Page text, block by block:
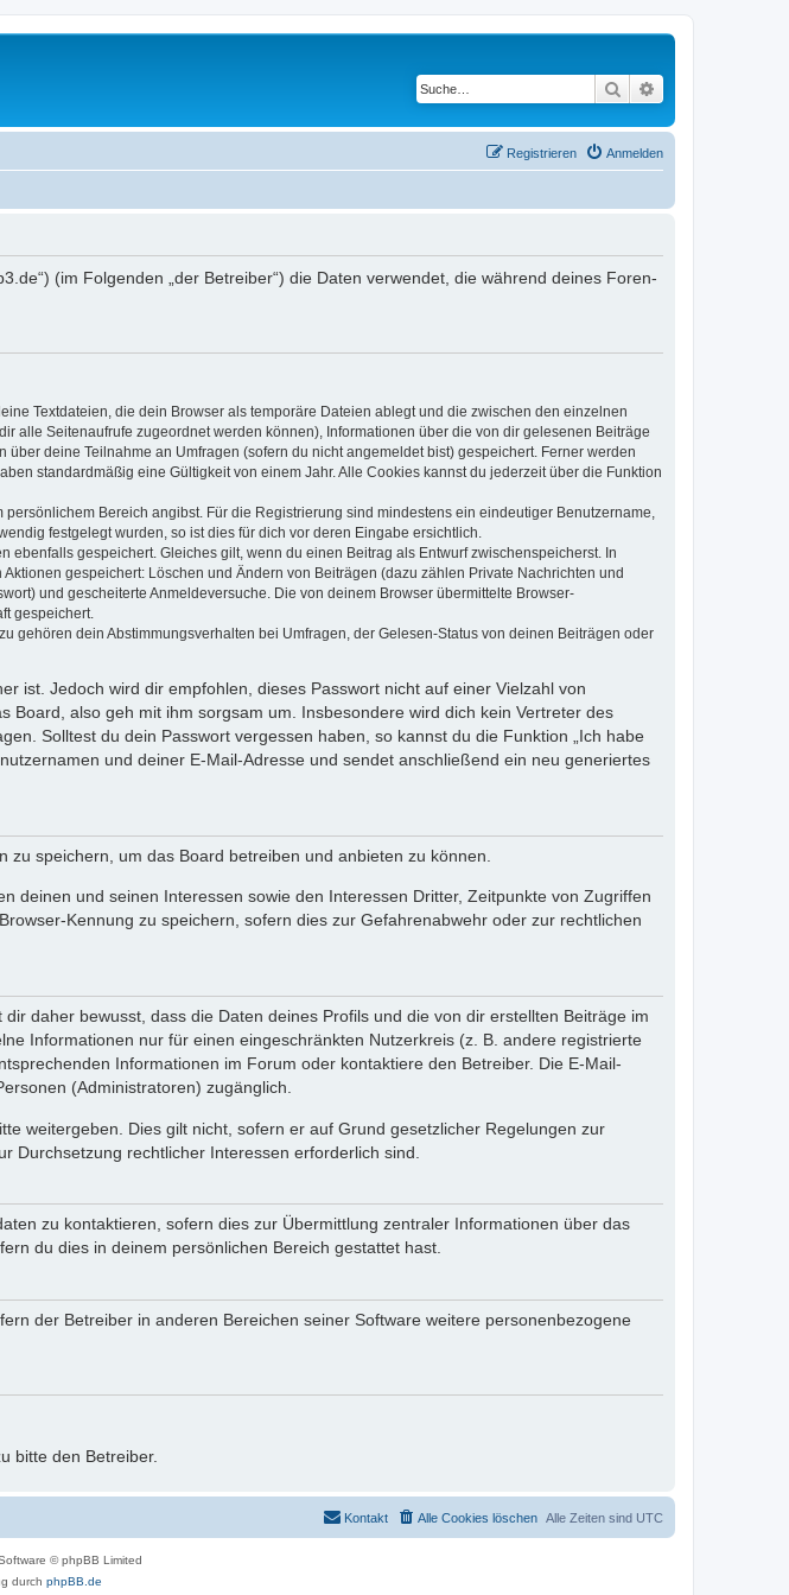
Suche
Anmelden
Registrieren
(im Folgenden „der Betreiber“) die Daten verwendet, die während deines Foren-
Textdateien, die dein Browser als temporäre Dateien ablegt und die zwischen den einzelnen
alle Seitenaufrufe zugeordnet werden können), Informationen über die von dir gelesenen Beiträge
deine Teilnahme an Umfragen (sofern du nicht angemeldet bist) gespeichert. Ferner werden
standardmäßig eine Gültigkeit von einem Jahr. Alle Cookies kannst du jederzeit über die Funktion
Bereich angibst. Für die Registrierung sind mindestens ein eindeutiger Benutzername,
festgelegt wurden, so ist dies für dich vor deren Eingabe ersichtlich.
gespeichert. Gleiches gilt, wenn du einen Beitrag als Entwurf zwischenspeicherst. In
gespeichert: Löschen und Ändern von Beiträgen (dazu zählen Private Nachrichten und
und gescheiterte Anmeldeversuche. Die von deinem Browser übermittelte Browser-
gespeichert.
dein Abstimmungsverhalten bei Umfragen, der Gelesen-Status von deinen Beiträgen oder
ist. Jedoch wird dir empfohlen, dieses Passwort nicht auf einer Vielzahl von
also geh mit ihm sorgsam um. Insbesondere wird dich kein Vertreter des
Solltest du dein Passwort vergessen haben, so kannst du die Funktion „Ich habe
und deiner E-Mail-Adresse und sendet anschließend ein neu generiertes
speichern, um das Board betreiben und anbieten zu können.
deinen und seinen Interessen sowie den Interessen Dritter, Zeitpunkte von Zugriffen
Kennung zu speichern, sofern dies zur Gefahrenabwehr oder zur rechtlichen
daher bewusst, dass die Daten deines Profils und die von dir erstellten Beiträge im
Informationen nur für einen eingeschränkten Nutzerkreis (z. B. andere registrierte
Informationen im Forum oder kontaktiere den Betreiber. Die E-Mail-
(Administratoren) zugänglich.
weitergeben. Dies gilt nicht, sofern er auf Grund gesetzlicher Regelungen zur
Durchsetzung rechtlicher Interessen erforderlich sind.
zu kontaktieren, sofern dies zur Übermittlung zentraler Informationen über das
du dies in deinem persönlichen Bereich gestattet hast.
der Betreiber in anderen Bereichen seiner Software weitere personenbezogene
bitte den Betreiber.
Alle Zeiten sind UTC
Alle Cookies löschen
Kontakt
© phpBB Limited
durch phpBB.de